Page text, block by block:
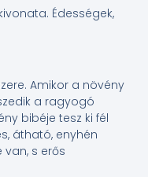
Édességek,
Amikor a növény
a ragyogó
bibéje tesz ki fél
átható, enyhén
van, s erős